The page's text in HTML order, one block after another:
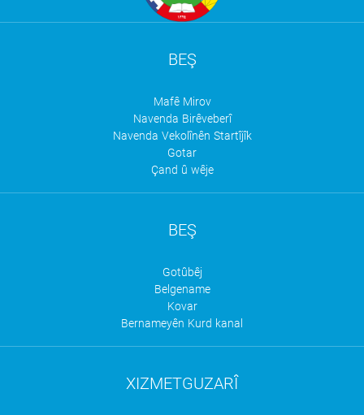
BEŞ
Mafê Mirov
Navenda Birêveberî
Navenda Vekolînên Startîjîk
Gotar
Çand û wêje
BEŞ
Gotûbêj
Belgename
Kovar
Bernameyên Kurd kanal
XIZMETGUZARÎ